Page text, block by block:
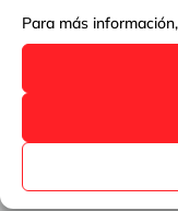
Para más
Avenida
Industrial La
